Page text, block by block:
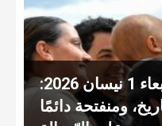
عناوين نشرة الأربعاء 1 نيسان 2026:
ومنفتحة دائمًا